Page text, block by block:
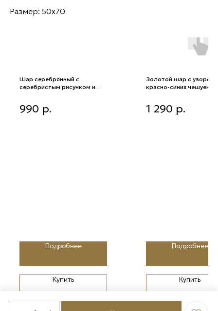
Размер: 50х70
Шар серебрянный с
серебристым рисунком и
серебристым рисунком и
стразами 8 см
990 р.
Подробнее
Купить
Золотой шар с узором
красно-синих чешуек 8
красно-синих чешуек 8
1 290 р.
Подробнее
Купить